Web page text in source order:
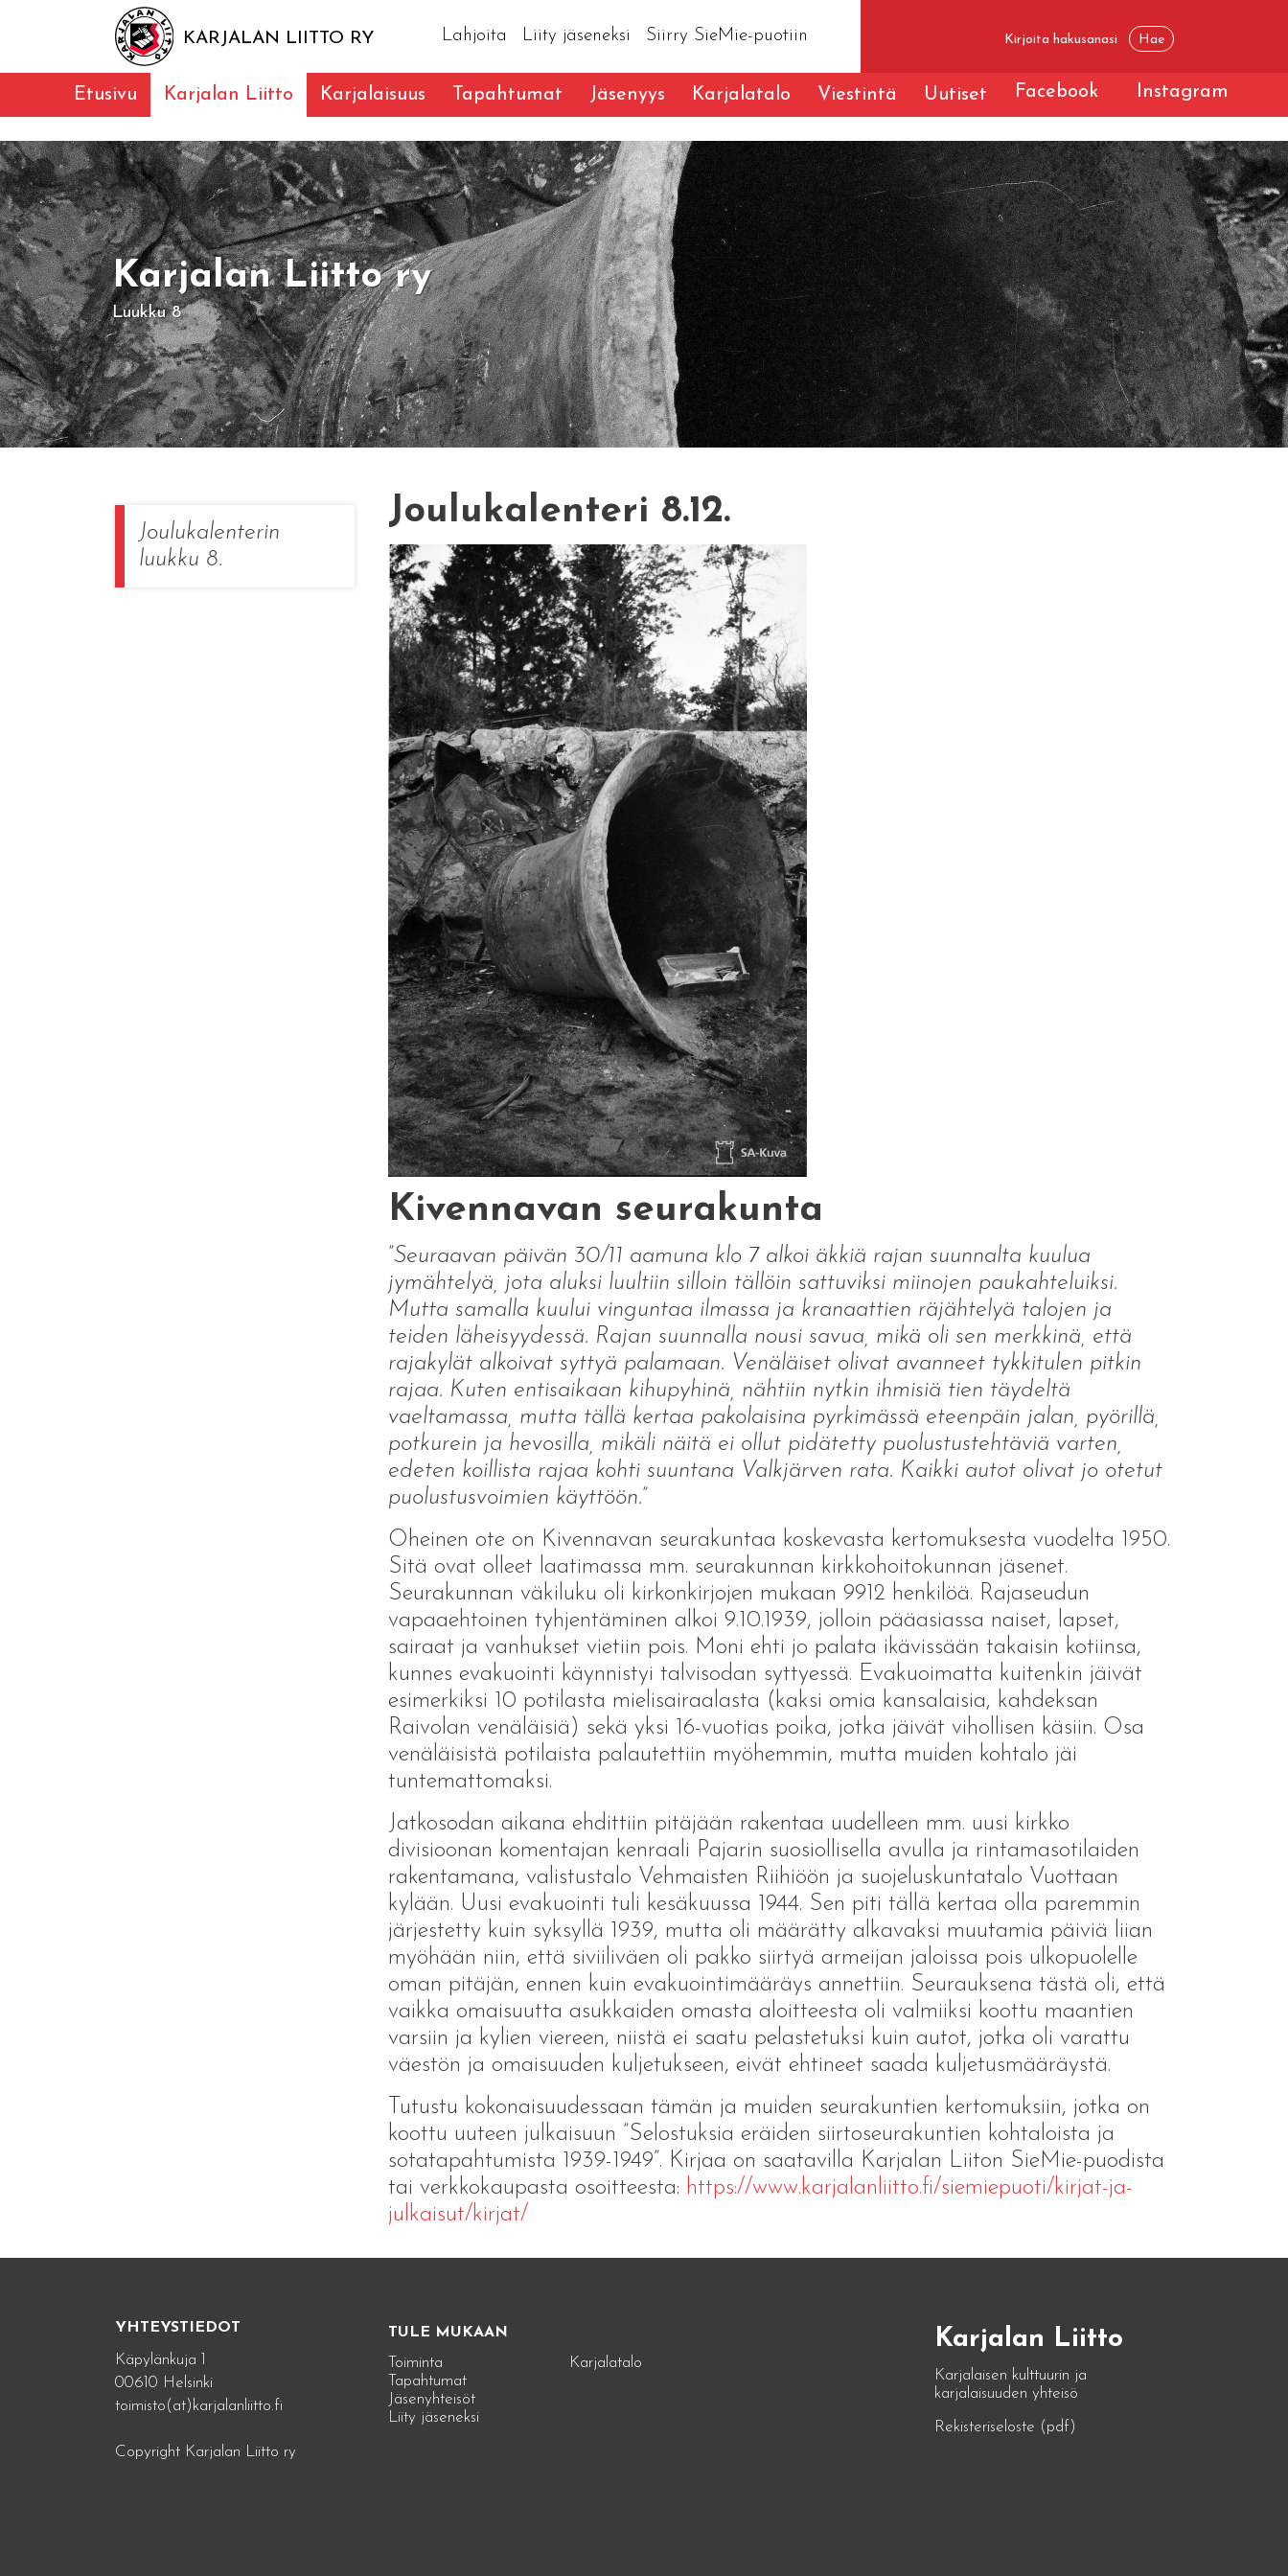
KARJALAN LIITTO RY Lahjoita Liity jäseneksi Siirry SieMie-puotiin
Etusivu Karjalan Liitto Karjalaisuus Tapahtumat Jäsenyys Karjalatalo Viestintä Uutiset Facebook Instagram
Karjalan Liitto ry
Luukku 8
Joulukalenterin
luukku 8.
Joulukalenteri 8.12.
Kivennavan seurakunta
Seuraavan päivän 30/11 aamuna klo 7 alkoi äkkiä rajan suunnalta kuulua
jymähtelyä, jota aluksi luultiin silloin tällöin sattuviksi miinojen paukahteluiksi.
Mutta samalla kuului vinguntaa ilmassa ja kranaattien räjähtelyä talojen ja
teiden läheisyydessä. Rajan suunnalla nousi savua, mikä oli sen merkkinä, että
rajakylät alkoivat syttyä palamaan. Venäläiset olivat avanneet tykkitulen pitkin
rajaa. Kuten entisaikaan kihupyhinä, nähtiin nytkin ihmisiä tien täydeltä
vaeltamassa, mutta tällä kertaa pakolaisina pyrkimässä eteenpäin jalan, pyörillä,
potkurein ja hevosilla, mikäli näitä ei ollut pidätetty puolustustehtäviä varten,
edeten koillista rajaa kohti suuntana Valkjärven rata. Kaikki autot olivat jo otetut
puolustusvoimien käyttöön.
Oheinen ote on Kivennavan seurakuntaa koskevasta kertomuksesta vuodelta 1950.
Sitä ovat olleet laatimassa mm. seurakunnan kirkkohoitokunnan jäsenet.
Seurakunnan väkiluku oli kirkonkirjojen mukaan 9912 henkilöä. Rajaseudun
vapaaehtoinen tyhjentäminen alkoi 9.10.1939, jolloin pääasiassa naiset, lapset,
sairaat ja vanhukset vietiin pois. Moni ehti jo palata ikävissään takaisin kotiinsa,
kunnes evakuointi käynnistyi talvisodan syttyessä. Evakuoimatta kuitenkin jäivät
esimerkiksi 10 potilasta mielisairaalasta (kaksi omia kansalaisia, kahdeksan
Raivolan venäläisiä) sekä yksi 16-vuotias poika, jotka jäivät vihollisen käsiin. Osa
venäläisistä potilaista palautettiin myöhemmin, mutta muiden kohtalo jäi
tuntemattomaksi.
Jatkosodan aikana ehdittiin pitäjään rakentaa uudelleen mm. uusi kirkko
divisioonan komentajan kenraali Pajarin suosiollisella avulla ja rintamasotilaiden
rakentamana, valistustalo Vehmaisten Riihiöön ja suojeluskuntatalo Vuottaan
kylään. Uusi evakuointi tuli kesäkuussa 1944. Sen piti tällä kertaa olla paremmin
järjestetty kuin syksyllä 1939, mutta oli määrätty alkavaksi muutamia päiviä liian
myöhään niin, että siviiliväen oli pakko siirtyä armeijan jaloissa pois ulkopuolelle
oman pitäjän, ennen kuin evakuointimääräys annettiin. Seurauksena tästä oli, että
vaikka omaisuutta asukkaiden omasta aloitteesta oli valmiiksi koottu maantien
varsiin ja kylien viereen, niistä ei saatu pelastetuksi kuin autot, jotka oli varattu
väestön ja omaisuuden kuljetukseen, eivät ehtineet saada kuljetusmääräystä.
Tutustu kokonaisuudessaan tämän ja muiden seurakuntien kertomuksiin, jotka on
koottu uuteen julkaisuun ”Selostuksia eräiden siirtoseurakuntien kohtaloista ja
sotatapahtumista 1939-1949”. Kirjaa on saatavilla Karjalan Liiton SieMie-puodista
tai verkkokaupasta osoitteesta: https://www.karjalanliitto.fi/siemiepuoti/kirjat-ja-
julkaisut/kirjat/
YHTEYSTIEDOT
Käpylänkuja 1
00610 Helsinki
toimisto(at)karjalanliitto.fi
Copyright Karjalan Liitto ry
TULE MUKAAN
Toiminta
Tapahtumat
Jäsenyhteisöt
Liity jäseneksi
Karjalatalo
Karjalan Liitto
Karjalaisen kulttuurin ja
karjalaisuuden yhteisö
Rekisteriseloste (pdf)